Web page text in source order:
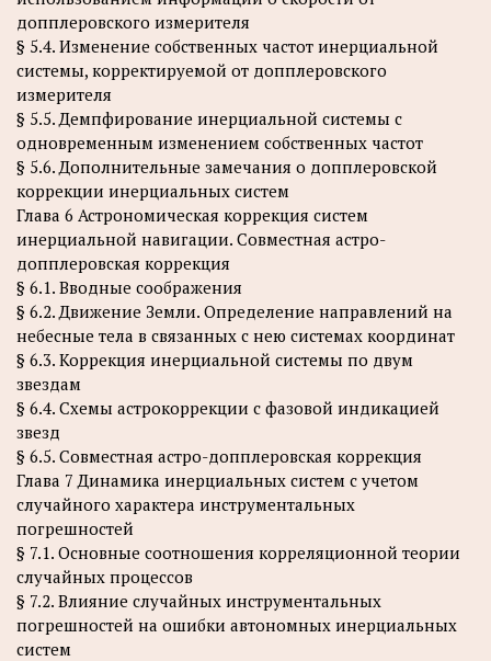
допплеровского измерителя
§ 5.4. Изменение собственных частот инерциальной
системы, корректируемой от допплеровского
измерителя
§ 5.5. Демпфирование инерциальной системы с
одновременным изменением собственных частот
§ 5.6. Дополнительные замечания о допплеровской
коррекции инерциальных систем
Глава 6 Астрономическая коррекция систем
инерциальной навигации. Совместная астро-
допплеровская коррекция
§ 6.1. Вводные соображения
§ 6.2. Движение Земли. Определение направлений на
небесные тела в связанных с нею системах координат
§ 6.3. Коррекция инерциальной системы по двум
звездам
§ 6.4. Схемы астрокоррекции с фазовой индикацией
звезд
§ 6.5. Совместная астро-допплеровская коррекция
Глава 7 Динамика инерциальных систем с учетом
случайного характера инструментальных
погрешностей
§ 7.1. Основные соотношения корреляционной теории
случайных процессов
§ 7.2. Влияние случайных инструментальных
погрешностей на ошибки автономных инерциальных
систем